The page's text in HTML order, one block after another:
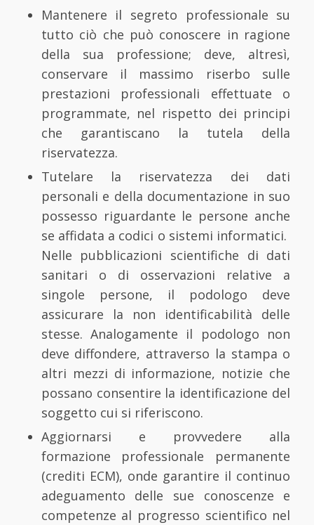
Mantenere il segreto professionale su
tutto ciò che può conoscere in ragione
della sua professione; deve, altresì,
conservare il massimo riserbo sulle
prestazioni professionali effettuate o
programmate, nel rispetto dei principi
che garantiscano la tutela della
riservatezza.
Tutelare la riservatezza dei dati
personali e della documentazione in suo
possesso riguardante le persone anche
se affidata a codici o sistemi informatici.
Nelle pubblicazioni scientifiche di dati
sanitari o di osservazioni relative a
singole persone, il podologo deve
assicurare la non identificabilità delle
stesse. Analogamente il podologo non
deve diffondere, attraverso la stampa o
altri mezzi di informazione, notizie che
possano consentire la identificazione del
soggetto cui si riferiscono.
Aggiornarsi e provvedere alla
formazione professionale permanente
(crediti ECM), onde garantire il continuo
adeguamento delle sue conoscenze e
competenze al progresso scientifico nel